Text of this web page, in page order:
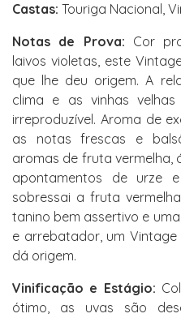
Castas: Touriga Nacional,
Notas de Prova: Cor
laivos violetas, este
que lhe deu origem. A
clima e as vinhas
irreproduzível. Aroma de
as notas frescas e
aromas de fruta vermelha,
apontamentos de urze
sobressai a fruta
tanino bem assertivo e
e arrebatador, um
dá origem.
Vinificação e Estágio:
ótimo, as uvas são